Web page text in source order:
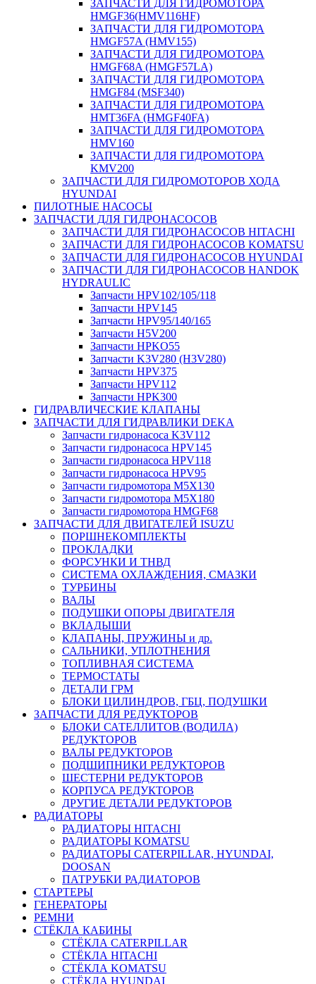
ЗАПЧАСТИ ДЛЯ ГИДРОМОТОРА
HMGF36(HMV116HF)
ЗАПЧАСТИ ДЛЯ ГИДРОМОТОРА
HMGF57A (HMV155)
ЗАПЧАСТИ ДЛЯ ГИДРОМОТОРА
HMGF68A (HMGF57LA)
ЗАПЧАСТИ ДЛЯ ГИДРОМОТОРА
HMGF84 (MSF340)
ЗАПЧАСТИ ДЛЯ ГИДРОМОТОРА
HMT36FA (HMGF40FA)
ЗАПЧАСТИ ДЛЯ ГИДРОМОТОРА
HMV160
ЗАПЧАСТИ ДЛЯ ГИДРОМОТОРА
KMV200
ЗАПЧАСТИ ДЛЯ ГИДРОМОТОРОВ ХОДА
HYUNDAI
ПИЛОТНЫЕ НАСОСЫ
ЗАПЧАСТИ ДЛЯ ГИДРОНАСОСОВ
ЗАПЧАСТИ ДЛЯ ГИДРОНАСОСОВ HITACHI
ЗАПЧАСТИ ДЛЯ ГИДРОНАСОСОВ KOMATSU
ЗАПЧАСТИ ДЛЯ ГИДРОНАСОСОВ HYUNDAI
ЗАПЧАСТИ ДЛЯ ГИДРОНАСОСОВ HANDOK
HYDRAULIC
Запчасти HPV102/105/118
Запчасти HPV145
Запчасти HPV95/140/165
Запчасти H5V200
Запчасти HPKO55
Запчасти K3V280 (H3V280)
Запчасти HPV375
Запчасти HPV112
Запчасти HPK300
ГИДРАВЛИЧЕСКИЕ КЛАПАНЫ
ЗАПЧАСТИ ДЛЯ ГИДРАВЛИКИ DEKA
Запчасти гидронасоса K3V112
Запчасти гидронасоса HPV145
Запчасти гидронасоса HPV118
Запчасти гидронасоса HPV95
Запчасти гидромотора M5X130
Запчасти гидромотора M5X180
Запчасти гидромотора HMGF68
ЗАПЧАСТИ ДЛЯ ДВИГАТЕЛЕЙ ISUZU
ПОРШНЕКОМПЛЕКТЫ
ПРОКЛАДКИ
ФОРСУНКИ И ТНВД
СИСТЕМА ОХЛАЖДЕНИЯ, СМАЗКИ
ТУРБИНЫ
ВАЛЫ
ПОДУШКИ ОПОРЫ ДВИГАТЕЛЯ
ВКЛАДЫШИ
КЛАПАНЫ, ПРУЖИНЫ и др.
САЛЬНИКИ, УПЛОТНЕНИЯ
ТОПЛИВНАЯ СИСТЕМА
ТЕРМОСТАТЫ
ДЕТАЛИ ГРМ
БЛОКИ ЦИЛИНДРОВ, ГБЦ, ПОДУШКИ
ЗАПЧАСТИ ДЛЯ РЕДУКТОРОВ
БЛОКИ САТЕЛЛИТОВ (ВОДИЛА)
РЕДУКТОРОВ
ВАЛЫ РЕДУКТОРОВ
ПОДШИПНИКИ РЕДУКТОРОВ
ШЕСТЕРНИ РЕДУКТОРОВ
КОРПУСА РЕДУКТОРОВ
ДРУГИЕ ДЕТАЛИ РЕДУКТОРОВ
РАДИАТОРЫ
РАДИАТОРЫ HITACHI
РАДИАТОРЫ KOMATSU
РАДИАТОРЫ CATERPILLAR, HYUNDAI,
DOOSAN
ПАТРУБКИ РАДИАТОРОВ
СТАРТЕРЫ
ГЕНЕРАТОРЫ
РЕМНИ
СТЁКЛА КАБИНЫ
СТЁКЛА CATERPILLAR
СТЁКЛА HITACHI
СТЁКЛА KOMATSU
СТЁКЛА HYUNDAI